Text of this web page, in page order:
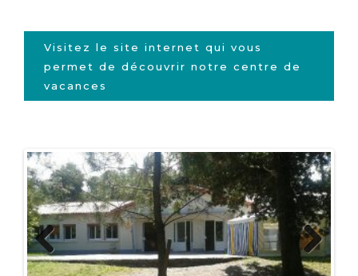
Visitez le site internet qui vous
permet de découvrir notre centre de
vacances
Previous Next